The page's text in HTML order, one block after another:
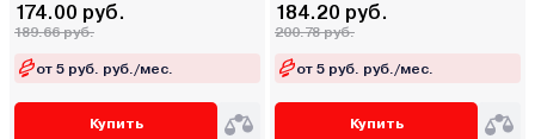
174.00 руб.
189.66 руб.
от 5 руб. руб./мес.
Купить
184.20 руб.
200.78 руб.
от 5 руб. руб./мес.
Купить